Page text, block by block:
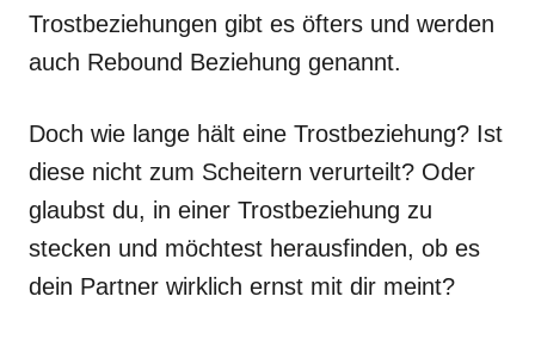
Trostbeziehungen gibt es öfters und werden
auch Rebound Beziehung genannt.
Doch wie lange hält eine Trostbeziehung? Ist
diese nicht zum Scheitern verurteilt? Oder
glaubst du, in einer Trostbeziehung zu
stecken und möchtest herausfinden, ob es
dein Partner wirklich ernst mit dir meint?